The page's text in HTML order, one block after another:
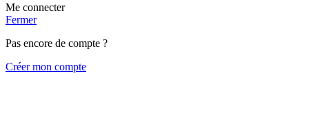
Me connecter
Fermer
Pas encore de compte ?
Créer mon compte